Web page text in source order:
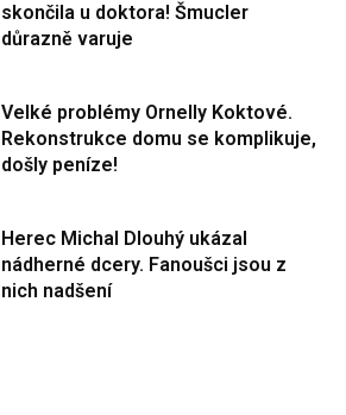
skončila u doktora! Šmucler
důrazně varuje
Velké problémy Ornelly Koktové.
Rekonstrukce domu se komplikuje,
došly peníze!
Herec Michal Dlouhý ukázal
nádherné dcery. Fanoušci jsou z
nich nadšení